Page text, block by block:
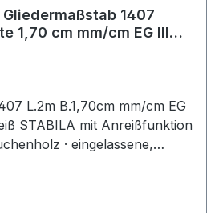
Gliedermaßstab 1407
1,70 cm mm/cm EG III
L.2m B.1,70cm mm/cm EG
STABILA mit Anreißfunktion
· eingelassene,